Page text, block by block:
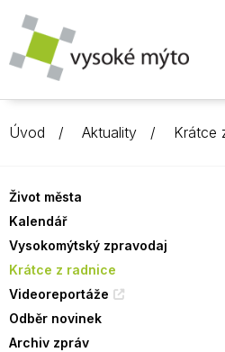
Úvod Aktuality Krátce
Život města
Kalendář
Vysokomýtský zpravodaj
Krátce z radnice
Videoreportáže
Odběr novinek
Archiv zpráv